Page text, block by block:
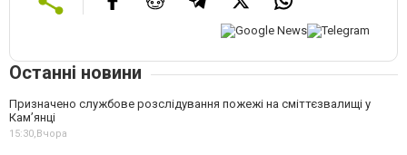
Останні новини
Призначено службове розслідування пожежі на сміттєзвалищі у
Кам’янці
15:30, Вчора